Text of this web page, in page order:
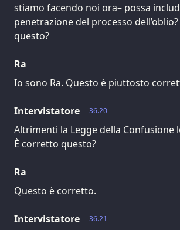
stiamo facendo noi ora– possa
penetrazione del processo
questo?
Ra
Io sono Ra. Questo è piuttosto
36.20
Intervistatore
Altrimenti la Legge della Confusione
È corretto questo?
Ra
Questo è corretto.
36.21
Intervistatore